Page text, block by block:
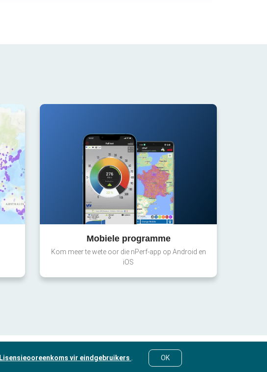
Mobiele programme
Kom meer te wete oor die nPerf-app op Android en
iOS
Lisensieooreenkoms vir eindgebruikers OK